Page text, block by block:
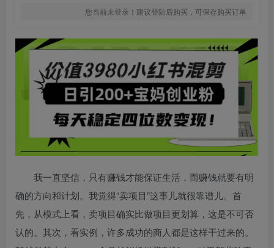
您当前未登录！建议登陆后购买，可保存购买订单
我一直坚信，只有赚钱才能保证生活，而赚钱就要有明
确的方向和计划。我觉得“卖项目”这事儿就很靠谱儿。首
先，从模式上看，卖项目确实比做项目更划算，这是不可否
认的。其次，看实例，许多成功的商人都是这样干过来的。